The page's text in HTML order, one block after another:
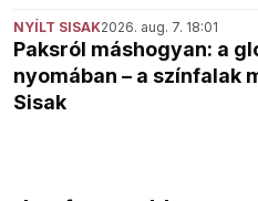
NYÍLT SISAK2026. aug. 7. 18:01
Paksról máshogyan: a
nyomában – a színfalak
Sisak